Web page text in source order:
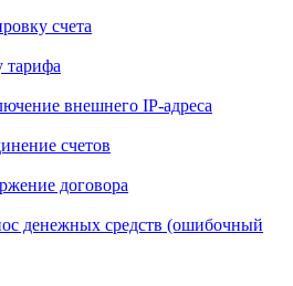
счета
тарифа
внешнего IP-адреса
счетов
договора
денежных средств (ошибочный